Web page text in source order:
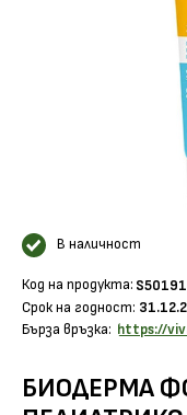
В наличност
Код на продукта: S50191
Срок на годност:
Бърза връзка: https://
БИОДЕРМА